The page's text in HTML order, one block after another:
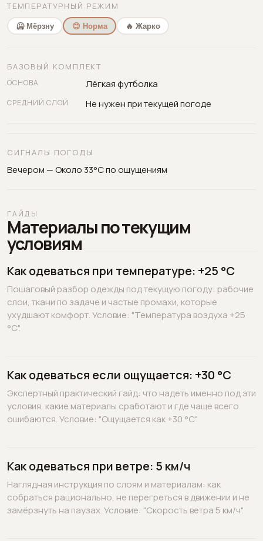
ТЕМПЕРАТУРНЫЙ РЕЖИМ
🥶 Мёрзну 😊 Норма 🔥 Жарко
БАЗОВЫЙ КОМПЛЕКТ
ОСНОВА Лёгкая футболка
СРЕДНИЙ СЛОЙ Не нужен при текущей погоде
СИГНАЛЫ ПОГОДЫ
Вечером — Около 33°C по ощущениям
ГАЙДЫ
Материалы по текущим
условиям
Как одеваться при температуре: +25 °C
Пошаговый разбор одежды под текущую погоду: рабочие
слои, ткани по задаче и частые промахи, которые
ухудшают комфорт. Условие: "Температура воздуха +25
°C".
Как одеваться если ощущается: +30 °C
Экспертный практический гайд: что надеть именно под эти
условия, какие материалы сработают и где чаще всего
ошибаются. Условие: "Ощущается как +30 °C".
Как одеваться при ветре: 5 км/ч
Наглядная инструкция по слоям и материалам: как
собраться рационально, не перегреться в движении и не
замёрзнуть на паузах. Условие: "Скорость ветра 5 км/ч".